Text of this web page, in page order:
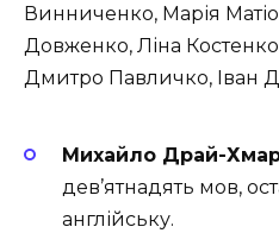
Винниченко, Марія
Довженко, Ліна
Дмитро Павличко, Іван
Михайло Драй-
дев’ятнадять мов,
англійську.